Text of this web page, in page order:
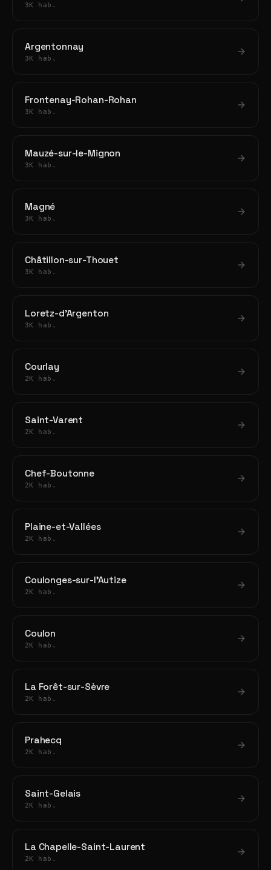
3K hab.
Argentonnay
3K hab.
Frontenay-Rohan-Rohan
3K hab.
Mauzé-sur-le-Mignon
3K hab.
Magné
3K hab.
Châtillon-sur-Thouet
3K hab.
Loretz-d'Argenton
3K hab.
Courlay
2K hab.
Saint-Varent
2K hab.
Chef-Boutonne
2K hab.
Plaine-et-Vallées
2K hab.
Coulonges-sur-l'Autize
2K hab.
Coulon
2K hab.
La Forêt-sur-Sèvre
2K hab.
Prahecq
2K hab.
Saint-Gelais
2K hab.
La Chapelle-Saint-Laurent
2K hab.